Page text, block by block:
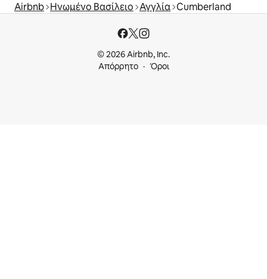
Airbnb Ηνωμένο Βασίλειο Αγγλία Cumberland
© 2026 Airbnb, Inc.
Απόρρητο
Όροι